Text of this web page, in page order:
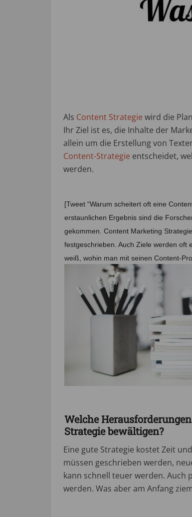
Als Content Strategie wird die
Ihr Ziel ist es, die Inhalte der
allein um die Erstellung von
Content-Strategie entscheidet,
werden.
[Tweet “Warum scheitert oft eine
erstaunlichen Ergebnis sind die
gekommen. Content Marketing
festgeschrieben. Auch Ziele werden oft
weiß, wohin man mit seinen Content-
Welche
Strategie bewältigen?
Eine gute Strategie kostet Zeit
müssen geschrieben werden,
kann schnell teuer werden.
werden. Was aber am Anfang